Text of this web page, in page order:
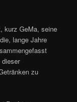
kurz GeMa, seine
lange Jahre
zu